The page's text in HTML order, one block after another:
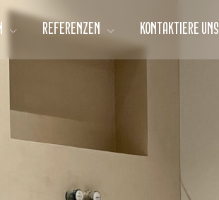
REFERENZEN KONTAKTIERE UNS